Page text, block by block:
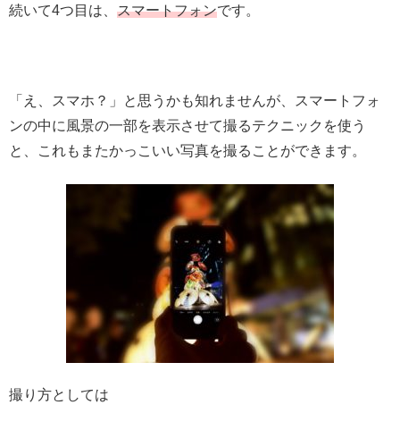
続いて4つ目は、 スマートフォンです。
「え、スマホ？」と思うかも知れませんが、スマートフォ
ンの中に風景の一部を表示させて撮るテクニックを使う
と、これもまたかっこいい写真を撮ることができます。
撮り方としては